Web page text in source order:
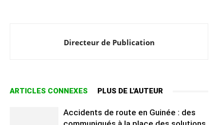
Directeur de Publication
ARTICLES CONNEXES PLUS DE L'AUTEUR
Accidents de route en Guinée : des